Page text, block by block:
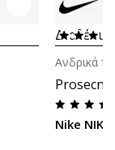
Nike NIKE
Ανδρικά